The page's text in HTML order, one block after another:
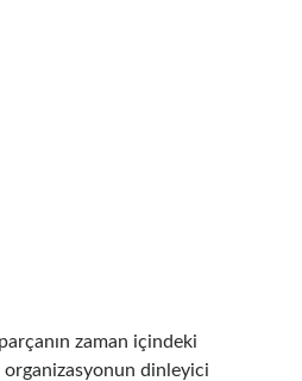
zaman içindeki
dinleyici